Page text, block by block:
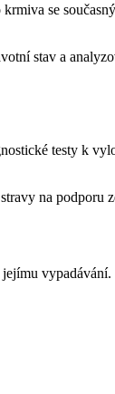
se
stav a
testy k
na podporu